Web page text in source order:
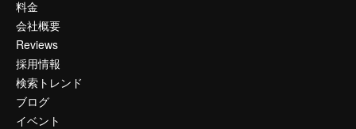
料金
会社概要
Reviews
採用情報
検索トレンド
ブログ
イベント